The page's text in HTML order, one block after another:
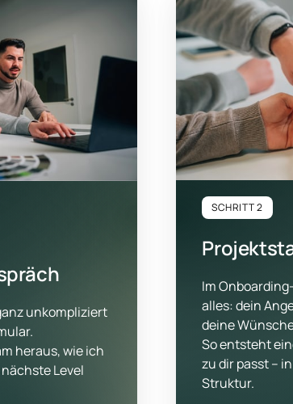
unkompliziert
heraus, wie ich
Level
SCHRITT 2
Im
alles: dein
deine
So entsteht
zu dir passt –
Struktur.